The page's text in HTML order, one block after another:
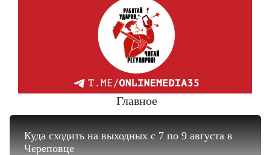
Главное
Куда сходить на выходных с 7 по 9 августа в
Череповце